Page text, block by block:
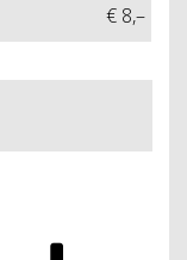
€ 8,–